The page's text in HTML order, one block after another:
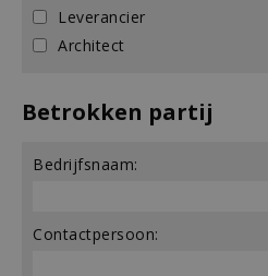
Leverancier
Architect
Betrokken partij
Bedrijfsnaam:
Contactpersoon: